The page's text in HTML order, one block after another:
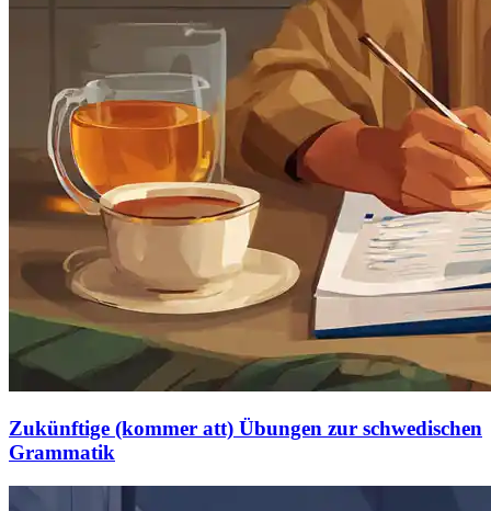
Zukünftige (kommer att) Übungen zur schwedischen
Grammatik